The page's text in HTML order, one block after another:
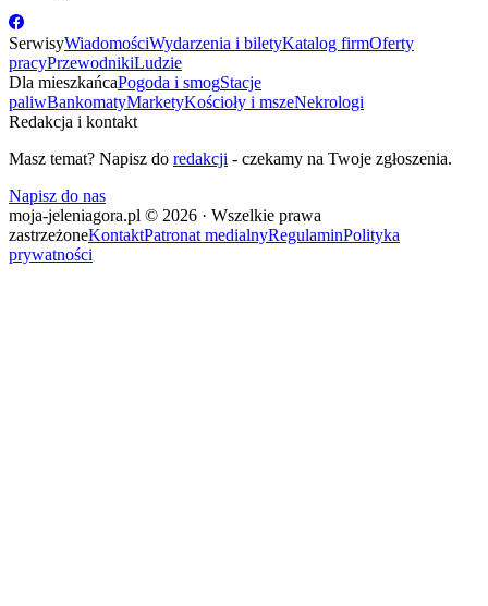
SerwisyWiadomościWydarzenia i biletyKatalog firmOferty
pracyPrzewodnikiLudzie
Dla mieszkańcaPogoda i smogStacje
paliwBankomatyMarketyKościoły i mszeNekrologi
Redakcja i kontakt
Masz temat? Napisz do redakcji - czekamy na Twoje zgłoszenia.
Napisz do nas
moja-jeleniagora.pl © 2026 · Wszelkie prawa
zastrzeżoneKontaktPatronat medialnyRegulaminPolityka
prywatności